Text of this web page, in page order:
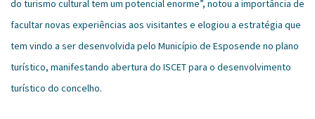
do turismo cultural tem um potencial enorme”, notou a importância de
facultar novas experiências aos visitantes e elogiou a estratégia que
tem vindo a ser desenvolvida pelo Município de Esposende no plano
turístico, manifestando abertura do ISCET para o desenvolvimento
turístico do concelho.